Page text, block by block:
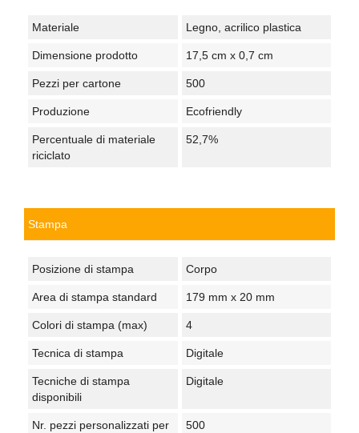
Materiale Legno, acrilico plastica
Dimensione prodotto 17,5 cm x 0,7 cm
Pezzi per cartone 500
Produzione Ecofriendly
Percentuale di materiale
riciclato
52,7%
Stampa
Posizione di stampa Corpo
Area di stampa standard 179 mm x 20 mm
Colori di stampa (max) 4
Tecnica di stampa Digitale
Tecniche di stampa
disponibili
Digitale
Nr. pezzi personalizzati per
500